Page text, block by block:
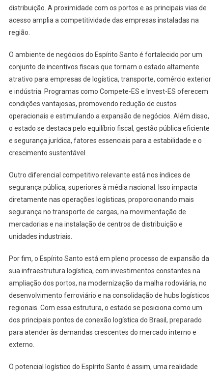
distribuição. A proximidade com os portos e as principais vias de
acesso amplia a competitividade das empresas instaladas na
região.
O ambiente de negócios do Espírito Santo é fortalecido por um
conjunto de incentivos fiscais que tornam o estado altamente
atrativo para empresas de logística, transporte, comércio exterior
e indústria. Programas como Compete-ES e Invest-ES oferecem
condições vantajosas, promovendo redução de custos
operacionais e estimulando a expansão de negócios. Além disso,
o estado se destaca pelo equilíbrio fiscal, gestão pública eficiente
e segurança jurídica, fatores essenciais para a estabilidade e o
crescimento sustentável.
Outro diferencial competitivo relevante está nos índices de
segurança pública, superiores à média nacional. Isso impacta
diretamente nas operações logísticas, proporcionando mais
segurança no transporte de cargas, na movimentação de
mercadorias e na instalação de centros de distribuição e
unidades industriais.
Por fim, o Espírito Santo está em pleno processo de expansão da
sua infraestrutura logística, com investimentos constantes na
ampliação dos portos, na modernização da malha rodoviária, no
desenvolvimento ferroviário e na consolidação de hubs logísticos
regionais. Com essa estrutura, o estado se posiciona como um
dos principais pontos de conexão logística do Brasil, preparado
para atender às demandas crescentes do mercado interno e
externo.
O potencial logístico do Espírito Santo é assim, uma realidade